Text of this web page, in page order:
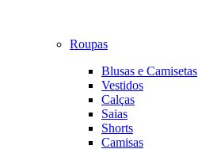
Roupas
Blusas e Camisetas
Vestidos
Calças
Saias
Shorts
Camisas